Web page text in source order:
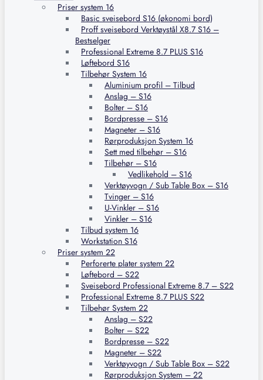
Priser system 16
Basic sveisebord S16 (økonomi bord)
Proff sveisebord Verktøystål X8.7 S16 –
Bestselger
Professional Extreme 8.7 PLUS S16
Løftebord S16
Tilbehør System 16
Aluminium profil – Tilbud
Anslag – S16
Bolter – S16
Bordpresse – S16
Magneter – S16
Rørproduksjon System 16
Sett med tilbehør – S16
Tilbehør – S16
Vedlikehold – S16
Verktøyvogn / Sub Table Box – S16
Tvinger – S16
U-Vinkler – S16
Vinkler – S16
Tilbud system 16
Workstation S16
Priser system 22
Perforerte plater system 22
Løftebord – S22
Sveisebord Professional Extreme 8.7 – S22
Professional Extreme 8.7 PLUS S22
Tilbehør System 22
Anslag – S22
Bolter – S22
Bordpresse – S22
Magneter – S22
Verktøyvogn / Sub Table Box – S22
Rørproduksjon System – 22